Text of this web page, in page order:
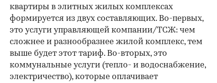
квартиры в элитных жилых комплексах
формируется из двух составляющих. Во-первых,
это услуги управляющей компании/ТСЖ: чем
сложнее и разнообразнее жилой комплекс, тем
выше будет этот тариф. Во-вторых, это
коммунальные услуги (тепло- и водоснабжение,
электричество), которые оплачивает